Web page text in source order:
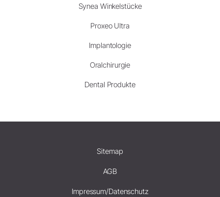
Synea Winkelstücke
Proxeo Ultra
Implantologie
Oralchirurgie
Dental Produkte
Sitemap
AGB
Impressum/Datenschutz